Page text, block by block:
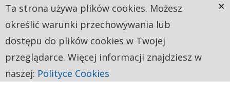
Ta strona używa plików cookies. Możesz
określić warunki przechowywania lub
dostępu do plików cookies w Twojej
przeglądarce. Więcej informacji znajdziesz w
naszej: Polityce Cookies
×